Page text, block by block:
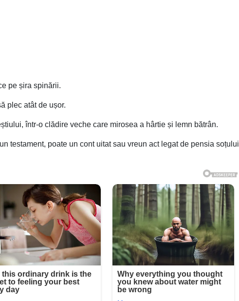
pe șira spinării.
plec atât de ușor.
într-o clădire veche care mirosea a hârtie și lemn bătrân.
testament, poate un cont uitat sau vreun act legat de pensia soțului